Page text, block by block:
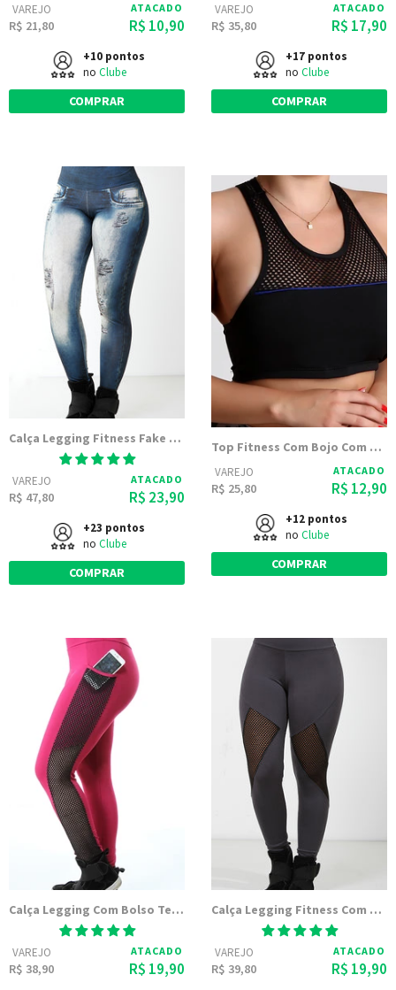
VAREJO
R$ 21,80
ATACADO
R$ 10,90
+10 pontos
no Clube
COMPRAR
VAREJO
R$ 35,80
ATACADO
R$ 17,90
+17 pontos
no Clube
COMPRAR
Calça Legging Fitness Fake Jeans Ciano Escuro
VAREJO
R$ 47,80
ATACADO
R$ 23,90
+23 pontos
no Clube
COMPRAR
Top Fitness Com Bojo Com Viés Colorido E Tela
VAREJO
R$ 25,80
ATACADO
R$ 12,90
+12 pontos
no Clube
COMPRAR
Calça Legging Com Bolso Tela Para Celular 9675
VAREJO
R$ 38,90
ATACADO
R$ 19,90
Calça Legging Fitness Com Tela em Diagonal Preta
VAREJO
R$ 39,80
ATACADO
R$ 19,90